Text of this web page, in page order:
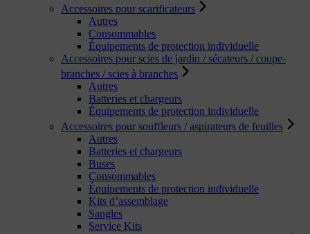
Accessoires pour scarificateurs
Autres
Consommables
Équipements de protection individuelle
Accessoires pour scies de jardin / sécateurs / coupe-
branches / scies à branches
Autres
Batteries et chargeurs
Équipements de protection individuelle
Accessoires pour souffleurs / aspirateurs de feuilles
Autres
Batteries et chargeurs
Buses
Consommables
Équipements de protection individuelle
Kits d’assemblage
Sangles
Service Kits